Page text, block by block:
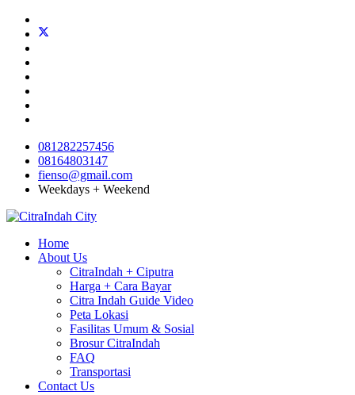
081282257456
08164803147
fienso@gmail.com
Weekdays + Weekend
Home
About Us
CitraIndah + Ciputra
Harga + Cara Bayar
Citra Indah Guide Video
Peta Lokasi
Fasilitas Umum & Sosial
Brosur CitraIndah
FAQ
Transportasi
Contact Us